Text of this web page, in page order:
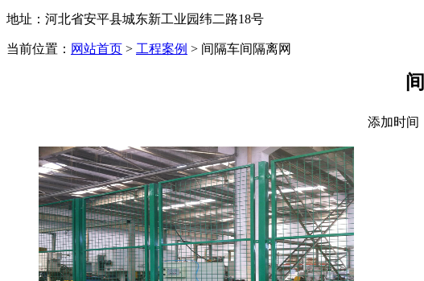
地址：河北省安平县城东新工业园纬二路18号
当前位置： 网站首页 > 工程案例 > 间隔车间隔离网
添加时间